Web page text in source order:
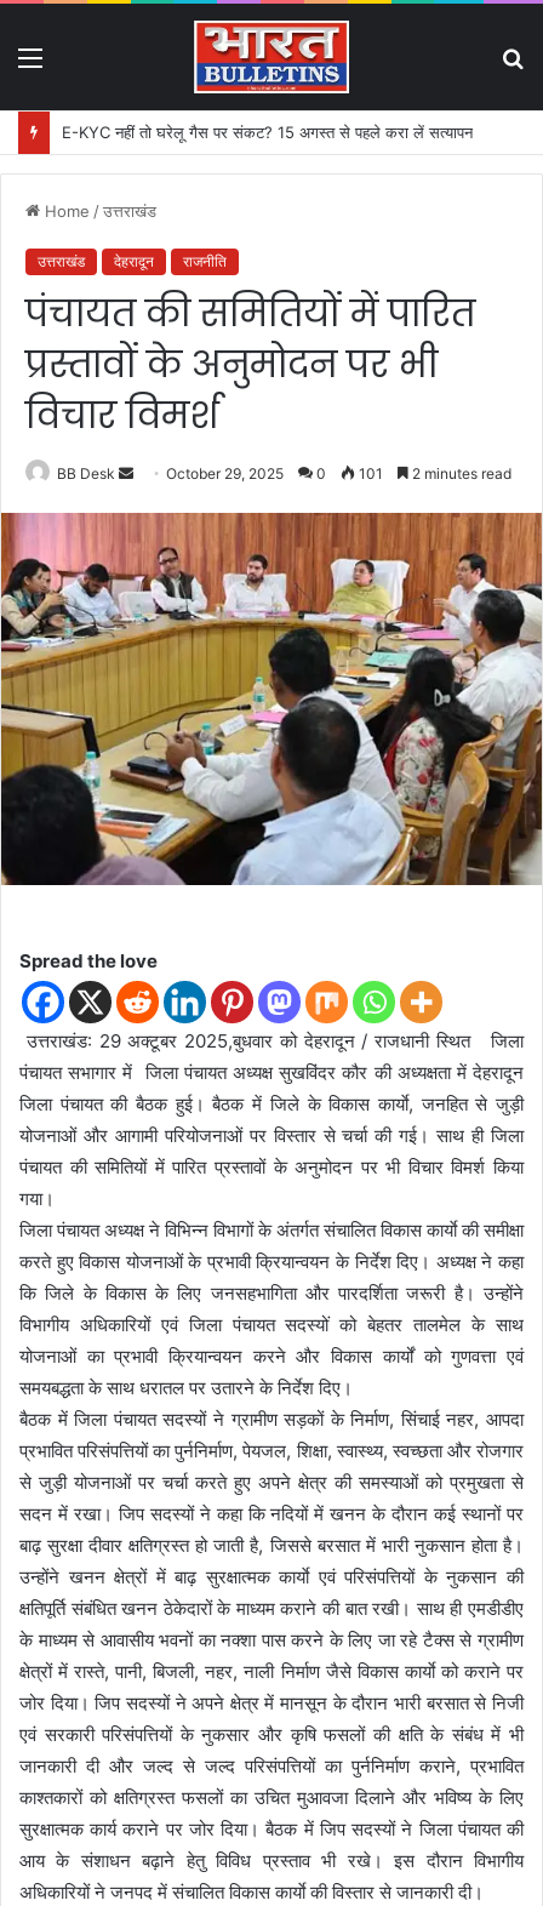
E-KYC नहीं तो घरेलू गैस पर संकट? 15 अगस्त से पहले करा लें सत्यापन
Home /उत्तराखंड
उत्तराखंड देहरादून राजनीति
पंचायत की समितियों में पारित
प्रस्तावों के अनुमोदन पर भी
विचार विमर्श
BB Desk
a
n
e
i
l
October 29, 2025 0 101 2 minutes read
Spread the love
उत्तराखंड: 29 अक्टूबर 2025,बुधवार को देहरादून / राजधानी स्थित जिला
पंचायत सभागार में जिला पंचायत अध्यक्ष सुखविंदर कौर की अध्यक्षता में देहरादून
जिला पंचायत की बैठक हुई। बैठक में जिले के विकास कार्याे, जनहित से जुड़ी
योजनाओं और आगामी परियोजनाओं पर विस्तार से चर्चा की गई। साथ ही जिला
पंचायत की समितियों में पारित प्रस्तावों के अनुमोदन पर भी विचार विमर्श किया
गया।
जिला पंचायत अध्यक्ष ने विभिन्न विभागों के अंतर्गत संचालित विकास कार्याे की समीक्षा
करते हुए विकास योजनाओं के प्रभावी क्रियान्वयन के निर्देश दिए। अध्यक्ष ने कहा
कि जिले के विकास के लिए जनसहभागिता और पारदर्शिता जरूरी है। उन्होंने
विभागीय अधिकारियों एवं जिला पंचायत सदस्यों को बेहतर तालमेल के साथ
योजनाओं का प्रभावी क्रियान्वयन करने और विकास कार्यों को गुणवत्ता एवं
समयबद्धता के साथ धरातल पर उतारने के निर्देश दिए।
बैठक में जिला पंचायत सदस्यों ने ग्रामीण सड़कों के निर्माण, सिंचाई नहर, आपदा
प्रभावित परिसंपत्तियों का पुर्ननिर्माण, पेयजल, शिक्षा, स्वास्थ्य, स्वच्छता और रोजगार
से जुड़ी योजनाओं पर चर्चा करते हुए अपने क्षेत्र की समस्याओं को प्रमुखता से
सदन में रखा। जिप सदस्यों ने कहा कि नदियों में खनन के दौरान कई स्थानों पर
बाढ़ सुरक्षा दीवार क्षतिग्रस्त हो जाती है, जिससे बरसात में भारी नुकसान होता है।
उन्होंने खनन क्षेत्रों में बाढ़ सुरक्षात्मक कार्याे एवं परिसंपत्तियों के नुकसान की
क्षतिपूर्ति संबंधित खनन ठेकेदारों के माध्यम कराने की बात रखी। साथ ही एमडीडीए
के माध्यम से आवासीय भवनों का नक्शा पास करने के लिए जा रहे टैक्स से ग्रामीण
क्षेत्रों में रास्ते, पानी, बिजली, नहर, नाली निर्माण जैसे विकास कार्याे को कराने पर
जोर दिया। जिप सदस्यों ने अपने क्षेत्र में मानसून के दौरान भारी बरसात से निजी
एवं सरकारी परिसंपत्तियों के नुकसार और कृषि फसलों की क्षति के संबंध में भी
जानकारी दी और जल्द से जल्द परिसंपत्तियों का पुर्ननिर्माण कराने, प्रभावित
काश्तकारों को क्षतिग्रस्त फसलों का उचित मुआवजा दिलाने और भविष्य के लिए
सुरक्षात्मक कार्य कराने पर जोर दिया। बैठक में जिप सदस्यों ने जिला पंचायत की
आय के संशाधन बढ़ाने हेतु विविध प्रस्ताव भी रखे। इस दौरान विभागीय
अधिकारियों ने जनपद में संचालित विकास कार्याे की विस्तार से जानकारी दी।